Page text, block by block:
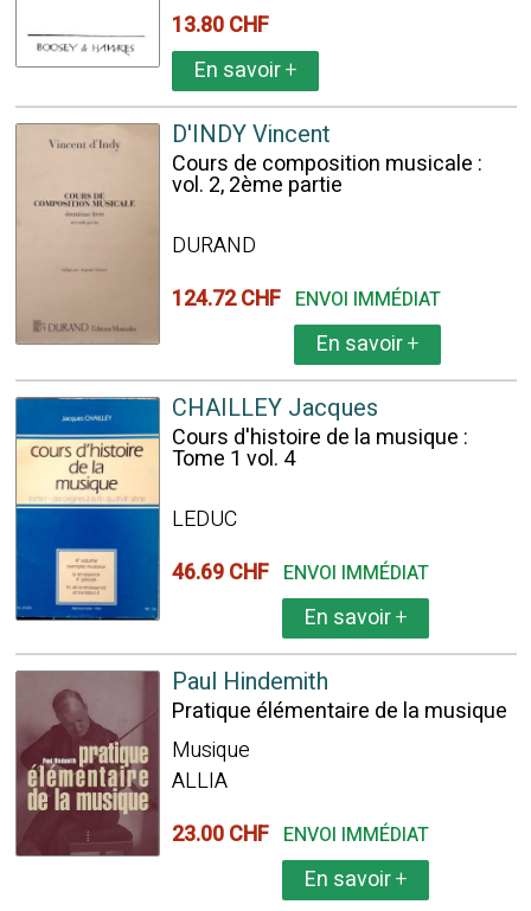
13.80 CHF
En savoir+
D'INDY Vincent
Cours de composition musicale :
vol. 2, 2ème partie
DURAND
124.72 CHF ENVOI IMMÉDIAT
En savoir+
CHAILLEY Jacques
Cours d'histoire de la musique :
Tome 1 vol. 4
LEDUC
46.69 CHF ENVOI IMMÉDIAT
En savoir+
Paul Hindemith
Pratique élémentaire de la musique
Musique
ALLIA
23.00 CHF ENVOI IMMÉDIAT
En savoir+